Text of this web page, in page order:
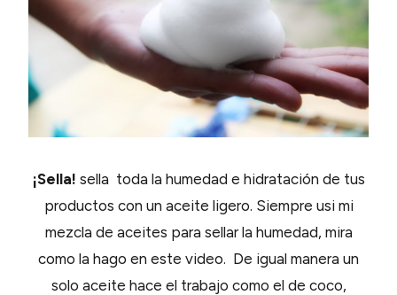
¡Sella! sella toda la humedad e hidratación de tus
productos con un aceite ligero. Siempre usi mi
mezcla de aceites para sellar la humedad, mira
como la hago en este video. De igual manera un
solo aceite hace el trabajo como el de coco,